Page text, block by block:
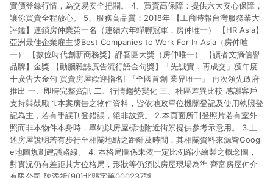
實價登錄行情，為交易安全把關。 4、買賣高保障：提供六大安心保障，
讓你買賣全程放心。 5、服務高品質：2018年 【工商時報台灣服務業大
評鑑】連鎖房仲業第一名（連續六年蟬聯冠軍，房仲唯一） 【HR Asia】
亞洲最佳企業雇主獎Best Companies to Work For In Asia（房仲唯
一） 【數位時代創新商務獎】評審團大獎（房仲唯一） 【讀者文摘信譽
品牌】金獎 【動腦雜誌廣告流行語金句獎】「先誠實．再成交」獲年度
十廣告大金句 買賣房屋歡迎指名! 『全國首創 業界唯一』 再次領先政府
推出 一、即時完整資訊 二、行情趨勢變化 三、社區差異比較 感謝客戶
支持與鼓勵 1.本案廣告之物件資料，皆依地政單位機關登記及使用執照登
記為主，若有手誤刊登錯誤，絕非故意。 2.本頁面所刊登照片若有室外
照而非本物件本身時，單純以房屋標地附近街景提供參考示意用。 3.上
述房屋說明若有步行至相關地點之距離及時間，其相關資料來源皆Googl
e地圖規劃建議路線。 4. 本格局圖係未依一定比例縮小繪製之概念圖，
對實況仍有差距其方位格局，形狀等仍須以房屋現場為準 齊富房屋仲介